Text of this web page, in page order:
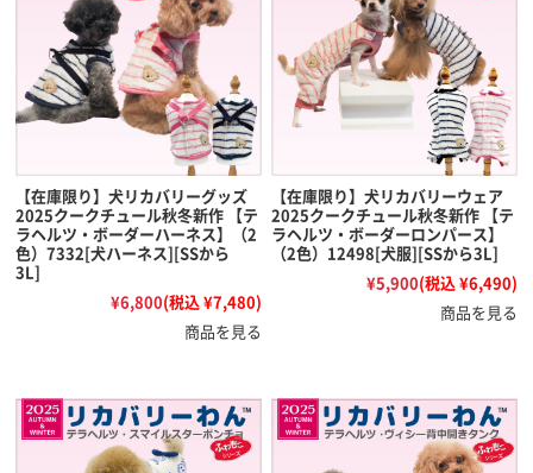
【在庫限り】犬リカバリーグッズ
2025クークチュール秋冬新作 【テ
ラヘルツ・ボーダーハーネス】（2
色）7332[犬ハーネス][SSから
3L]
¥6,800(税込 ¥7,480)
商品を見る
【在庫限り】犬リカバリーウェア
2025クークチュール秋冬新作 【テ
ラヘルツ・ボーダーロンパース】
（2色）12498[犬服][SSから3L]
¥5,900(税込 ¥6,490)
商品を見る